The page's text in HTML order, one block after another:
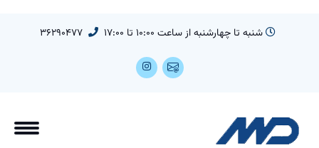
شنبه تا چهارشنبه از ساعت 10:00 تا 17:00 36290477